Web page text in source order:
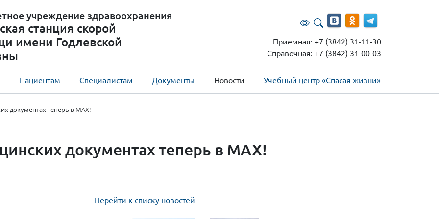
учреждение здравоохранения
станция скорой
имени Годлевской
Приемная: +7 (3842) 31-11-30
Справочная: +7 (3842) 31-00-03
Пациентам Специалистам Документы Новости Учебный центр «Спасая жизни»
документах теперь в МАХ!
документах теперь в МАХ!
Перейти к списку новостей